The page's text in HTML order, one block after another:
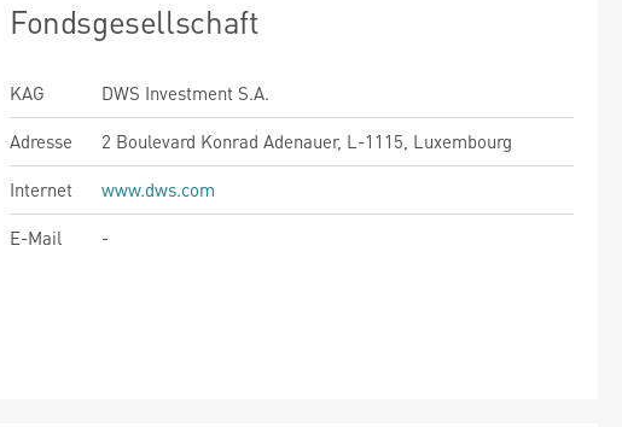
Fondsgesellschaft
KAG
DWS Investment S.A.
Adresse
2 Boulevard Konrad Adenauer, L-1115, Luxembourg
Internet
www.dws.com
E-Mail
-